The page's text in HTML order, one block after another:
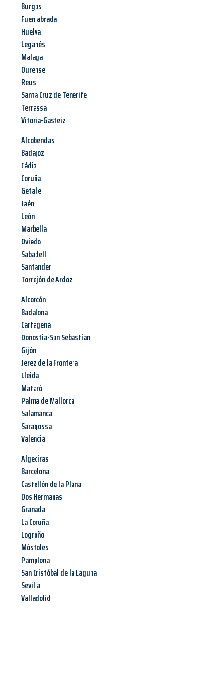
Burgos
Fuenlabrada
Huelva
Leganés
Malaga
Ourense
Reus
Santa Cruz de Tenerife
Terrassa
Vitoria-Gasteiz
Alcobendas
Badajoz
Cádiz
Coruña
Getafe
Jaén
León
Marbella
Oviedo
Sabadell
Santander
Torrejón de Ardoz
Alcorcón
Badalona
Cartagena
Donostia-San Sebastian
Gijón
Jerez de la Frontera
Lleida
Mataró
Palma de Mallorca
Salamanca
Saragossa
Valencia
Algeciras
Barcelona
Castellón de la Plana
Dos Hermanas
Granada
La Coruña
Logroño
Móstoles
Pamplona
San Cristóbal de la Laguna
Sevilla
Valladolid